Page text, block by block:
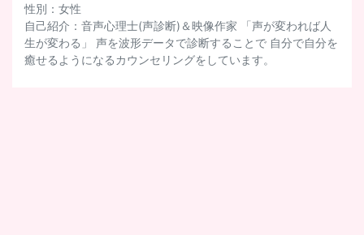
性別：女性
自己紹介：音声心理士(声診断)＆映像作家 「声が変われば人
生が変わる」 声を波形データで診断することで 自分で自分を
癒せるようになるカウンセリングをしています。